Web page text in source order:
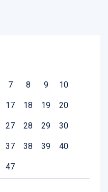
7 8 9 10
17 18 19 20
27 28 29 30
37 38 39 40
47